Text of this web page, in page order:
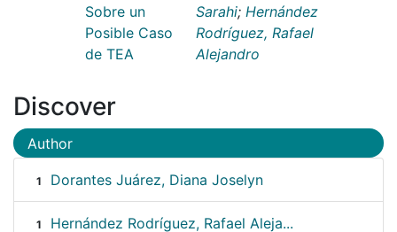
Sobre un
Posible Caso
de TEA
Sarahi; Hernández
Rodríguez, Rafael
Alejandro
Discover
Author
1 Dorantes Juárez, Diana Joselyn
1 Hernández Rodríguez, Rafael Aleja...